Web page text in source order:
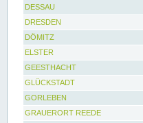
DESSAU
DRESDEN
DÖMITZ
ELSTER
GEESTHACHT
GLÜCKSTADT
GORLEBEN
GRAUERORT REEDE